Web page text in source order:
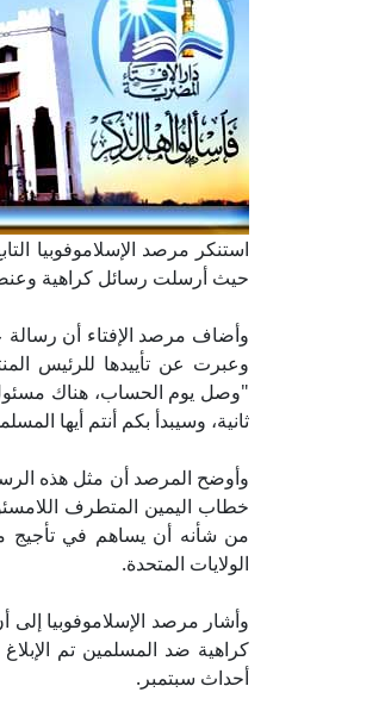
استنكر مرصد الإسلاموفوبيا
حيث أرسلت رسائل كراهية
وأضاف مرصد الإفتاء أن رسالة
وعبرت عن تأييدها للرئيس
"وصل يوم الحساب، هناك مسئول
ثانية، وسيبدأ بكم أنتم أيها
وأوضح المرصد أن مثل هذه
خطاب اليمين المتطرف
من شأنه أن يساهم في تأجيج
الولايات المتحدة.
أحداث سبتمبر.